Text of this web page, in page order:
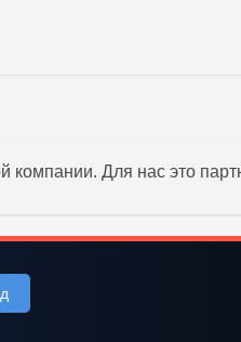
Для нас это